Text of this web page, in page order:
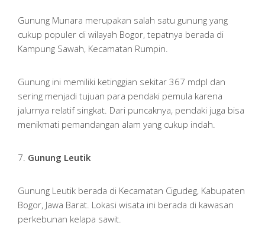
Gunung Munara merupakan salah satu gunung yang
cukup populer di wilayah Bogor, tepatnya berada di
Kampung Sawah, Kecamatan Rumpin.
Gunung ini memiliki ketinggian sekitar 367 mdpl dan
sering menjadi tujuan para pendaki pemula karena
jalurnya relatif singkat. Dari puncaknya, pendaki juga bisa
menikmati pemandangan alam yang cukup indah.
7. Gunung Leutik
Gunung Leutik berada di Kecamatan Cigudeg, Kabupaten
Bogor, Jawa Barat. Lokasi wisata ini berada di kawasan
perkebunan kelapa sawit.